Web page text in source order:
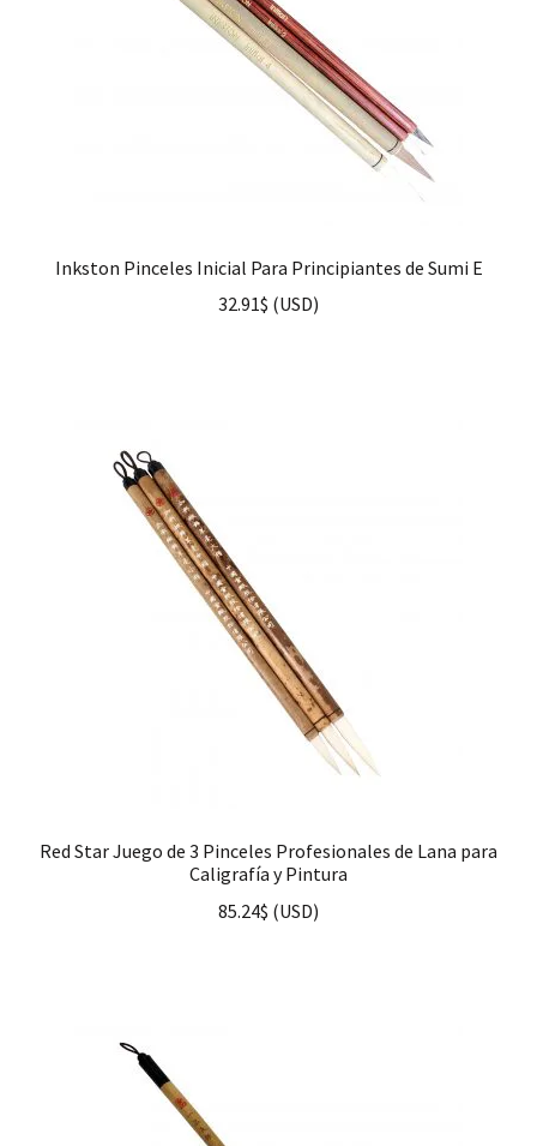
Inkston Pinceles Inicial Para Principiantes de Sumi E
32.91$ (USD)
Red Star Juego de 3 Pinceles Profesionales de Lana para
Caligrafía y Pintura
85.24$ (USD)